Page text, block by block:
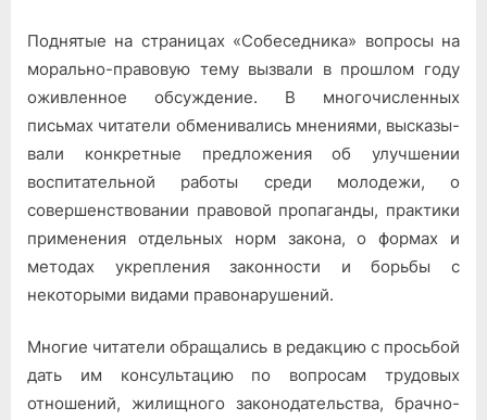
Поднятые на страницах «Собеседника» вопросы на
морально-пра­вовую тему вызвали в прошлом году
оживленное обсуждение. В мно­гочисленных
письмах читатели обменивались мнениями, высказы­
вали конкретные предложения об улучшении
воспитательной ра­боты среди молодежи, о
совершенствовании правовой пропаганды, практики
применения отдельных норм закона, о формах и
методах укрепления законности и борьбы с
некоторыми видами правона­рушений.
Многие читатели обращались в редакцию с просьбой
дать им кон­сультацию по вопросам трудовых
отношений, жилищного законо­дательства, брачно-